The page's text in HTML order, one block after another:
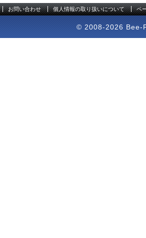
お問い合わせ 個人情報の取り扱いについて ペ
© 2008-2026 Bee-